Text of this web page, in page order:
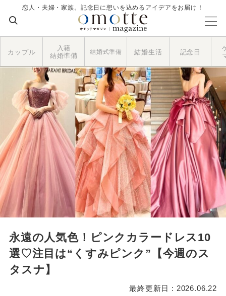
恋人・夫婦・家族。記念日に想いを込めるアイデアをお届け！
カップル
入籍
結婚準備
結婚式準備 結婚生活 記念日
永遠の人気色！ピンクカラードレス10
選♡注目は“くすみピンク”【今週のス
タスナ】
最終更新日 : 2026.06.22